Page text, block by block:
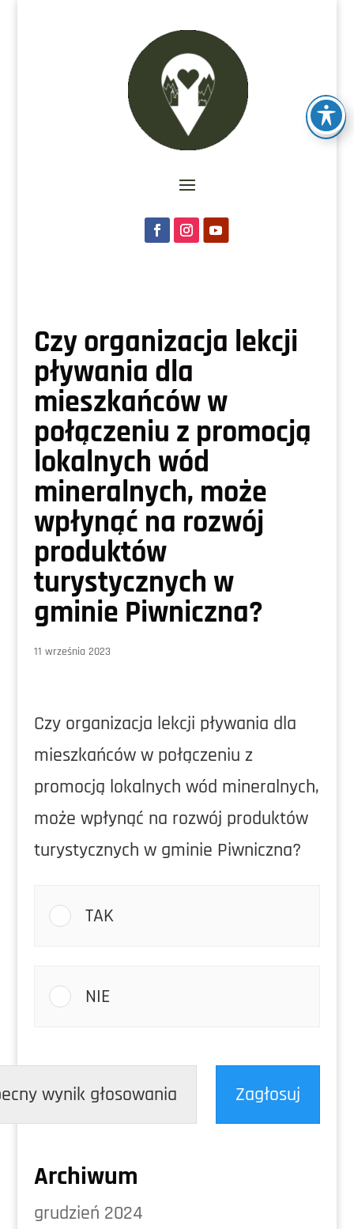
Czy organizacja lekcji
pływania dla
mieszkańców w
połączeniu z promocją
lokalnych wód
mineralnych, może
wpłynąć na rozwój
produktów
turystycznych w
gminie Piwniczna?
11 września 2023
Czy organizacja lekcji pływania dla
mieszkańców w połączeniu z
promocją lokalnych wód mineralnych,
może wpłynąć na rozwój produktów
turystycznych w gminie Piwniczna?
TAK
NIE
wynik głosowania Zagłosuj
Archiwum
grudzień 2024